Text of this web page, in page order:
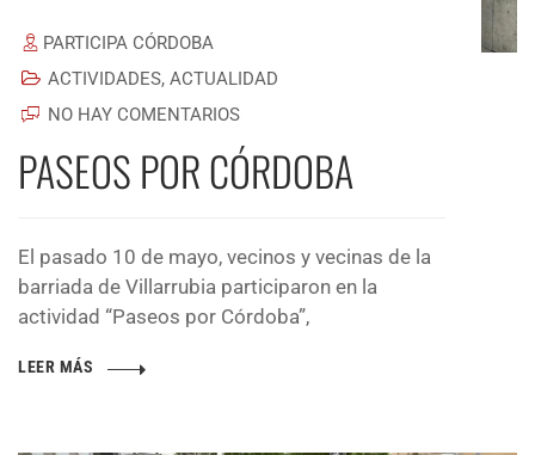
PARTICIPA CÓRDOBA
ACTIVIDADES, ACTUALIDAD
NO HAY COMENTARIOS
PASEOS POR CÓRDOBA
El pasado 10 de mayo, vecinos y vecinas de la
barriada de Villarrubia participaron en la
actividad “Paseos por Córdoba”,
LEER MÁS